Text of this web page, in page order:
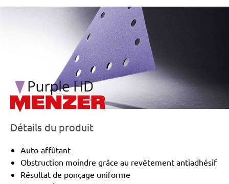
Metabo:SR 4350
Black & Decker:KA175, KA186, KA186E
Festo / Festool: LRS 93 G, LRS 93 M, RS 3, RS 3 E,
RS 3 E-Plus, RS 3 E-SFE, RS 3 E-STF, RS 300, RS 300
EQ, RS 300 Q, RS 3-Plus, RS 3-SFE, RS 3-STF, RS 4 E-
STF, RS 4-STF
/marketing/parallax/menzer/parallax_logos/
Détails du produit
Auto-affûtant
Obstruction moindre grâce au revêtement antiadhésif
Résultat de ponçage uniforme